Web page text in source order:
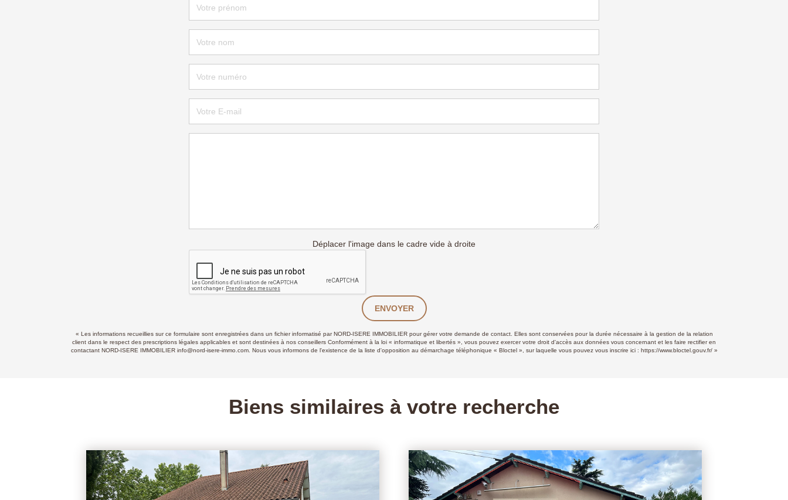
Déplacer l'image dans le cadre vide à droite
ENVOYER
« Les informations recueillies sur ce formulaire sont enregistrées dans un fichier informatisé par NORD-ISERE IMMOBILIER pour gérer votre demande de contact. Elles sont conservées pour la durée nécessaire à la gestion de la relation
client dans le respect des prescriptions légales applicables et sont destinées à nos conseillers Conformément à la loi « informatique et libertés », vous pouvez exercer votre droit d'accès aux données vous concernant et les faire rectifier en
contactant NORD-ISERE IMMOBILIER info@nord-isere-immo.com. Nous vous informons de l'existence de la liste d'opposition au démarchage téléphonique « Bloctel », sur laquelle vous pouvez vous inscrire ici : https://www.bloctel.gouv.fr/»
Biens similaires à votre recherche